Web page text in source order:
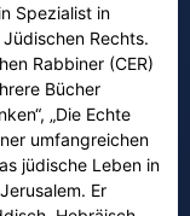
Spezialist in
Rechts.
Rabbiner (CER)
Bücher
„Die Echte
umfangreichen
jüdische Leben in
Er